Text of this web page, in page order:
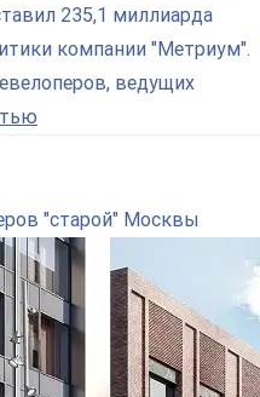
235,1 миллиарда
компании "Метриум".
ведущих
"старой" Москвы